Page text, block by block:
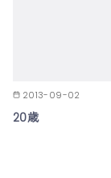
2013-09-02
20歳